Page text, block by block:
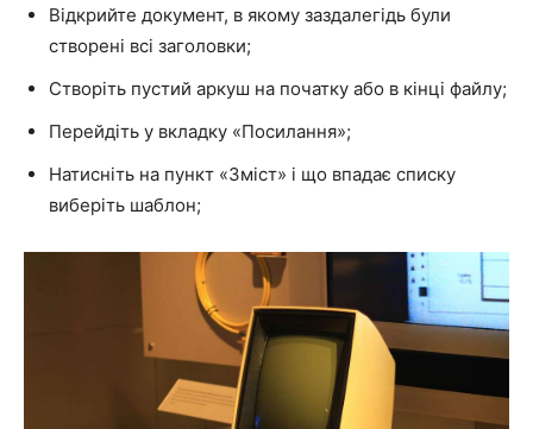
Відкрийте документ, в якому заздалегідь були
створені всі заголовки;
Створіть пустий аркуш на початку або в кінці файлу;
Перейдіть у вкладку «Посилання»;
Натисніть на пункт «Зміст» і що впадає списку
виберіть шаблон;